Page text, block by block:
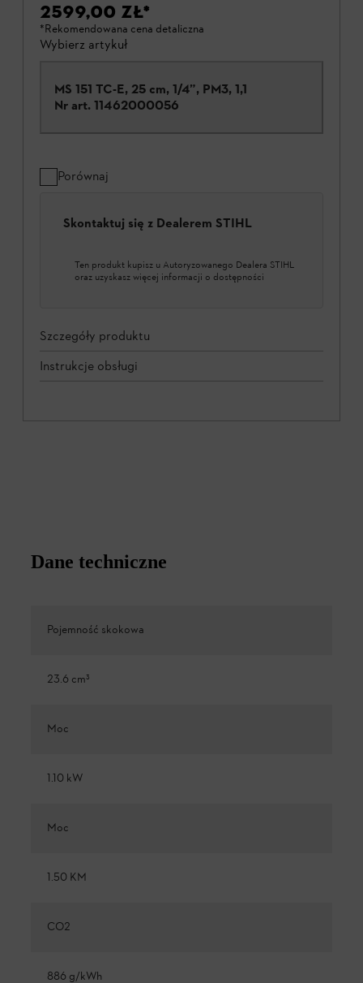
2599,00 ZŁ*
*Rekomendowana cena detaliczna
Wybierz artykuł
MS 151 TC-E, 25 cm, 1/4”, PM3, 1,1
Nr art. 11462000056
Porównaj
Skontaktuj się z Dealerem STIHL
Ten produkt kupisz u Autoryzowanego Dealera STIHL
oraz uzyskasz więcej informacji o dostępności
Szczegóły produktu
Instrukcje obsługi
Dane techniczne
Pojemność skokowa
23.6 cm³
Moc
1.10 kW
Moc
1.50 KM
CO2
886 g/kWh